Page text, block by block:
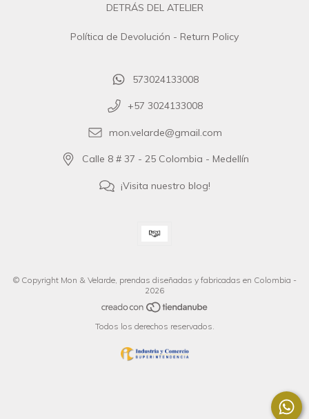
DETRÁS DEL ATELIER
Política de Devolución - Return Policy
573024133008
+57 3024133008
mon.velarde@gmail.com
Calle 8 # 37 - 25 Colombia - Medellín
¡Visita nuestro blog!
© Copyright Mon & Velarde, prendas diseñadas y fabricadas en Colombia -
2026
Todos los derechos reservados.